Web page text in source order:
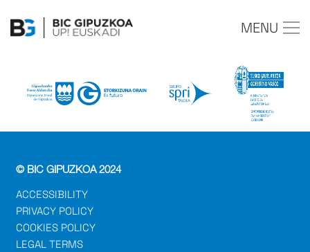
MENU
© BIC GIPUZKOA 2024
ACCESSIBILITY
PRIVACY POLICY
COOKIES POLICY
LEGAL TERMS